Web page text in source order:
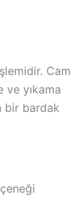
Cam
ve yıkama
bir bardak